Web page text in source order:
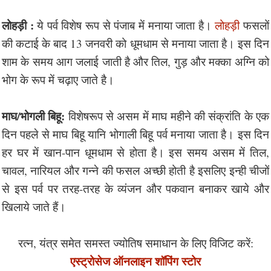
लोहड़ी : ये पर्व विशेष रूप से पंजाब में मनाया जाता है।लोहड़ीफसलों
की कटाई के बाद 13 जनवरी को धूमधाम से मनाया जाता है। इस दिन
शाम के समय आग जलाई जाती है और तिल, गुड़ और मक्का अग्नि को
भोग के रूप में चढ़ाए जाते है।
माघ/भोगली बिहू: विशेषरूप से असम में माघ महीने की संक्रांति के एक
दिन पहले से माघ बिहू यानि भोगाली बिहू पर्व मनाया जाता है। इस दिन
हर घर में खान-पान धूमधाम से होता है। इस समय असम में तिल,
चावल, नारियल और गन्ने की फसल अच्छी होती है इसलिए इन्ही चीजों
से इस पर्व पर तरह-तरह के व्यंजन और पकवान बनाकर खाये और
खिलाये जाते हैं।
रत्न, यंत्र समेत समस्त ज्योतिष समाधान के लिए विजिट करें:
एस्ट्रोसेज ऑनलाइन शॉपिंग स्टोर